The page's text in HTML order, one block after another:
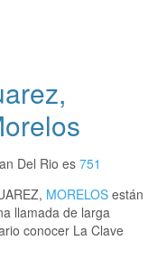
Del Rio es 751
MORELOS están
llamada de larga
conocer La Clave